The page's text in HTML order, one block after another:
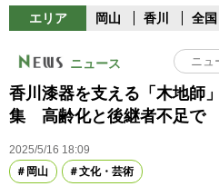
エリア 岡山 香川 全国
ニュース
香川漆器を支える「木地師
集 高齢化と後継者不足で
2025/5/16 18:09
岡山
文化・芸術